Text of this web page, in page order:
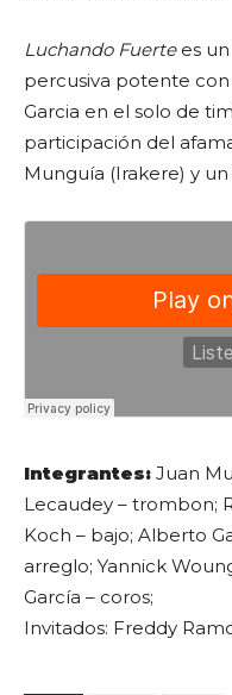
Luchando Fuertees
percusiva potente
Garcia en el solo de
participación del
Munguía (Irakere) y
Integrantes: Juan
Lecaudey – trombon;
Koch – bajo; Alberto
arreglo; Yannick
García – coros;
Invitados: Freddy